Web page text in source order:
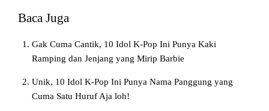
Baca Juga
Gak Cuma Cantik, 10 Idol K-Pop Ini Punya Kaki
Ramping dan Jenjang yang Mirip Barbie
Unik, 10 Idol K-Pop Ini Punya Nama Panggung yang
Cuma Satu Huruf Aja loh!